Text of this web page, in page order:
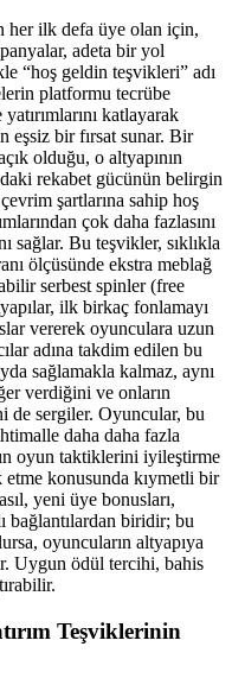
her ilk defa üye olan için,
adeta bir yol
“hoş geldin teşvikleri” adı
platformu tecrübe
katlayarak
eşsiz bir fırsat sunar. Bir
olduğu, o altyapının
rekabet gücünün belirgin
şartlarına sahip hoş
çok daha fazlasını
sağlar. Bu teşvikler, sıklıkla
ölçüsünde ekstra meblağ
serbest spinler (free
ilk birkaç fonlamayı
vererek oyunculara uzun
adına takdim edilen bu
sağlamakla kalmaz, aynı
verdiğini ve onların
de sergiler. Oyuncular, bu
daha daha fazla
oyun taktiklerini iyileştirme
konusunda kıymetli bir
yeni üye bonusları,
bağlantılardan biridir; bu
oyuncuların altyapıya
Uygun ödül tercihi, bahis
Teşviklerinin